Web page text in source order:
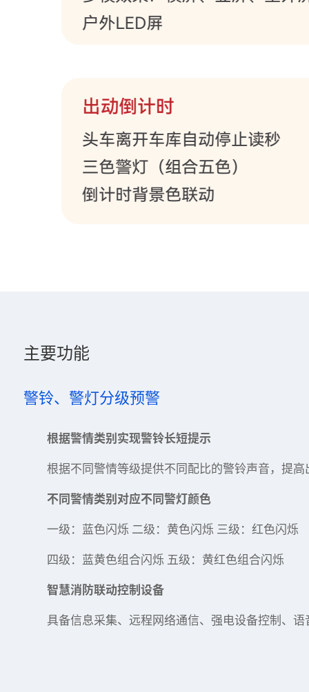
主要功能
警铃、警灯分级预警
根据警情类别实现警铃长短提示
根据不同警情等级提供不同配比的警铃声音，提
不同警情类别对应不同警灯颜色
一级：蓝色闪烁 二级：黄色闪烁 三级：红色闪烁
四级：蓝黄色组合闪烁 五级：黄红色组合闪烁
智慧消防联动控制设备
具备信息采集、远程网络通信、强电设备控制、